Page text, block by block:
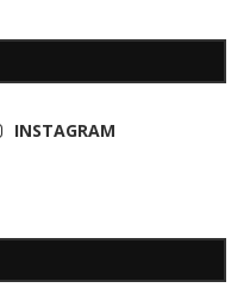
INSTAGRAM